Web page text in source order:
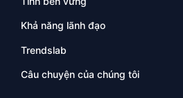
Khả năng lãnh đạo
Trendslab
Câu chuyện của chúng tôi